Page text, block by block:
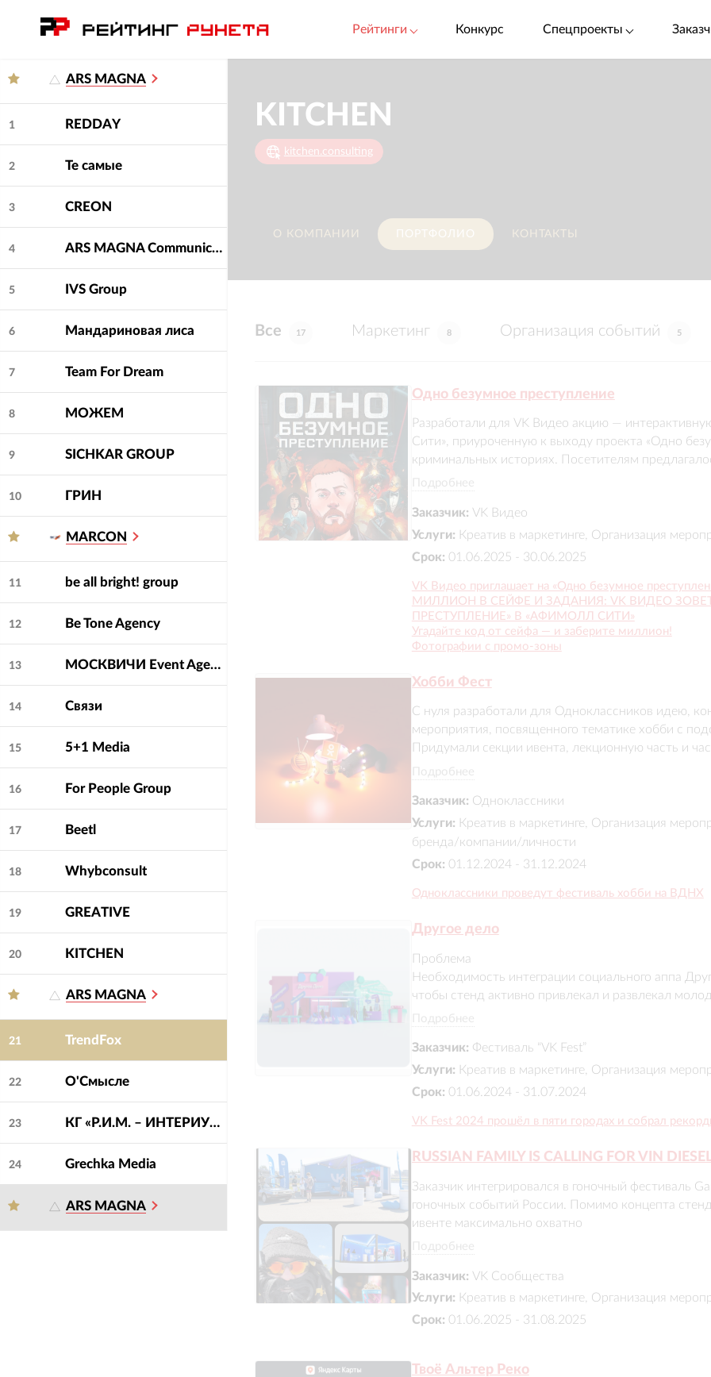
Рейтинги Конкурс Спецпроекты
ARS MAGNA
1 REDDAY
2 Те самые
3 CREON
4 ARS MAGNA Communication Group
5 IVS Group
6 Мандариновая лиса
7 Team For Dream
8 МОЖЕМ
9 SICHKAR GROUP
10 ГРИН
MARCON
11 be all bright! group
12 Be Tone Agency
13 МОСКВИЧИ Event Agency
14 Связи
15 5+1 Media
16 For People Group
17 Beetl
18 Whybconsult
19 GREATIVE
20 KITCHEN
ARS MAGNA
21 TrendFox
22 О'Смысле
23 КГ «Р.И.М. – ИНТЕРИУМ»
24 Grechka Media
ARS MAGNA
KITCHEN
kitchen.consulting
О КОМПАНИИ ПОРТФОЛИО КОНТАКТЫ
Все 17 Маркетинг 8 Организация событий 5
Одно безумное преступление
Разработали для VK Видео акцию —
Сити», приуроченную к выходу проекта «Одно
криминальных историях. Посетителям
выиграть приз, погружаясь в атмосферу
Подробнее
Заказчик: VK Видео
Услуги: Креатив в маркетинге, Организация
Срок: 01.06.2025 - 30.06.2025
VK Видео приглашает на «Одно безумное
МИЛЛИОН В СЕЙФЕ И ЗАДАНИЯ: VK ВИДЕО
ПРЕСТУПЛЕНИЕ» В «АФИМОЛЛ СИТИ»
Угадайте код от сейфа — и заберите миллион!
Фотографии с промо-зоны
Хобби Фест
С нуля разработали для Одноклассников идею,
мероприятия, посвященного тематике хобби с
Придумали секции ивента, лекционную часть и
время творчеству, рукоделию, садоводству,
дома. Более 3500 посетителей побывали на
Подробнее
Заказчик: Одноклассники
Услуги: Креатив в маркетинге, Организация
бренда/компании/личности
Срок: 01.12.2024 - 31.12.2024
Одноклассники проведут фестиваль хобби на ВДНХ
Другое дело
Проблема
Необходимость интеграции социального аппа
чтобы стенд активно привлекал и развлекал
Решение
Мы с нуля разработали и произвели яркий
зонами по ключевым направлениям работы
посетитель уходил со стенда с пониманием о том,
Результат
приложения
Подробнее
Заказчик: Фестиваль “VK Fest”
Услуги: Креатив в маркетинге, Организация
Срок: 01.06.2024 - 31.07.2024
VK Fest 2024 прошёл в пяти городах и собрал
RUSSIAN FAMILY IS CALLING FOR VIN
Заказчик интегрировался в гоночный фестиваль
гоночных событий России. Помимо концепта
ивенте максимально охватно
позвал помериться мастерством легендарного
опубликовал приглашение, адресованное Вину,
приглашением для актера появился прямо на
Подробнее
Заказчик: VK Сообщества
Услуги: Креатив в маркетинге, Организация
Срок: 01.06.2025 - 31.08.2025
Твоё Альтер Реко